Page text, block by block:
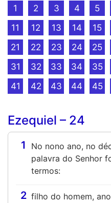
1
2 3 4 5
11
12 13 14 15
21
22 23 24 25
31
32 33 34 35
41
42 43 44 45
Ezequiel – 24
1
No nono ano, no
palavra do Senhor
termos:
2 filho do homem,